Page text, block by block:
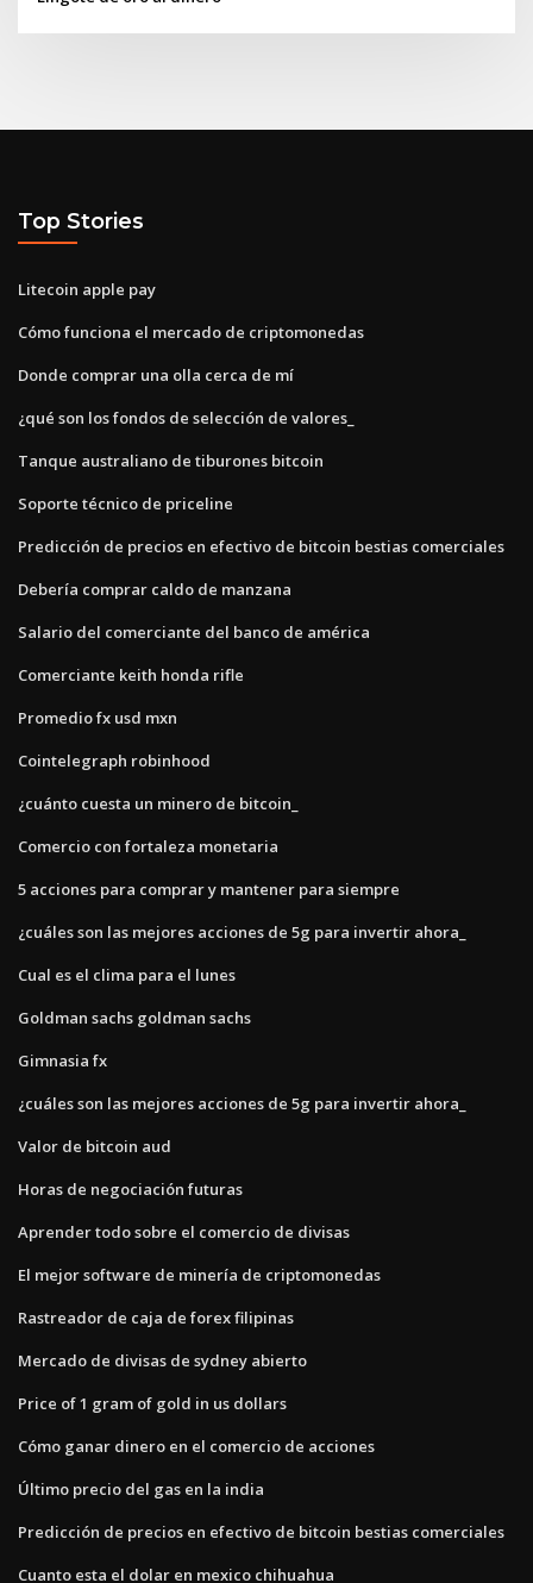
Top Stories
Litecoin apple pay
Cómo funciona el mercado de criptomonedas
Donde comprar una olla cerca de mí
¿qué son los fondos de selección de valores_
Tanque australiano de tiburones bitcoin
Soporte técnico de priceline
Predicción de precios en efectivo de bitcoin bestias comerciales
Debería comprar caldo de manzana
Salario del comerciante del banco de américa
Comerciante keith honda rifle
Promedio fx usd mxn
Cointelegraph robinhood
¿cuánto cuesta un minero de bitcoin_
Comercio con fortaleza monetaria
5 acciones para comprar y mantener para siempre
¿cuáles son las mejores acciones de 5g para invertir ahora_
Cual es el clima para el lunes
Goldman sachs goldman sachs
Gimnasia fx
¿cuáles son las mejores acciones de 5g para invertir ahora_
Valor de bitcoin aud
Horas de negociación futuras
Aprender todo sobre el comercio de divisas
El mejor software de minería de criptomonedas
Rastreador de caja de forex filipinas
Mercado de divisas de sydney abierto
Price of 1 gram of gold in us dollars
Cómo ganar dinero en el comercio de acciones
Último precio del gas en la india
Predicción de precios en efectivo de bitcoin bestias comerciales
Cuanto esta el dolar en mexico chihuahua